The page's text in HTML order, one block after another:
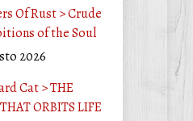
Of Rust > Crude
of the Soul
2026
Cat > THE
ORBITS LIFE